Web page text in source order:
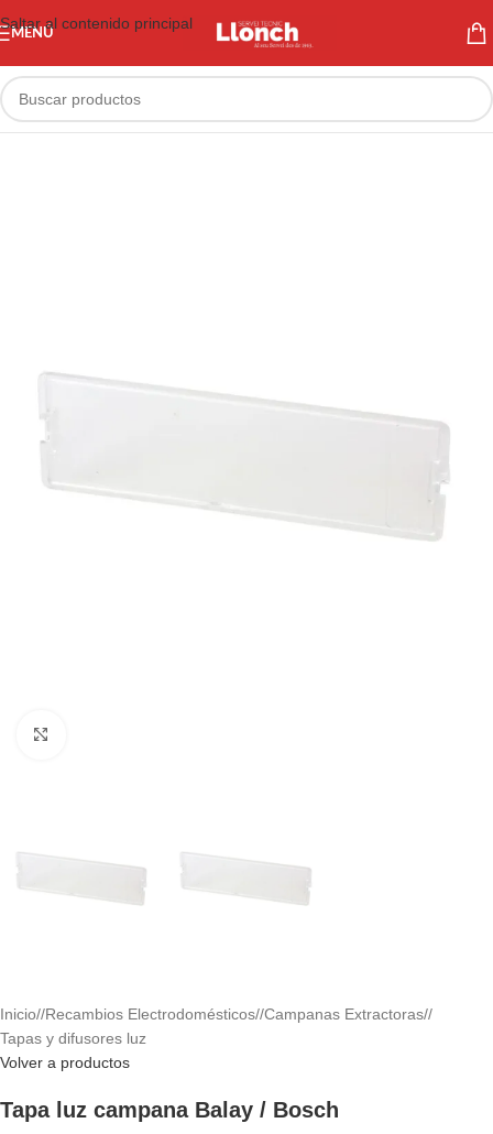
Saltar al contenido principal
MENÚ
Inicio/ Recambios Electrodomésticos/ Campanas Extractoras/
Tapas y difusores luz
Volver a productos
Tapa luz campana Balay / Bosch